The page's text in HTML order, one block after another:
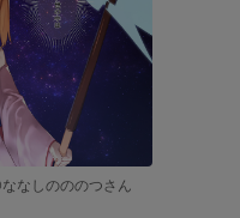
なしのののつさん